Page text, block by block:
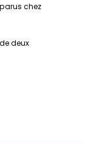
chez
deux